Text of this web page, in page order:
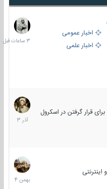
اخبار عمومی
اخبار علمی
3
ساعات
قبل
قرار گرفتن در اسکرول
7
آذر
1403
30
بهمن
1404